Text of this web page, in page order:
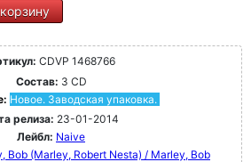
CDVP 1468766
Состав: 3 CD
Новое. Заводская упаковка.
релиза: 23-01-2014
Лейбл: Naive
Bob (Marley, Robert Nesta) / Marley, Bob